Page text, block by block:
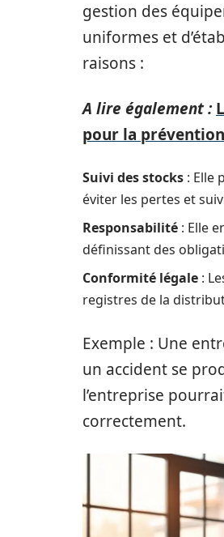
gestion des
uniformes et
raisons :
A lire également :
pour la
Suivi des stocks : Elle
éviter les pertes et
Responsabilité : Elle
définissant des
Conformité légale :
registres de la
Exemple : Une
un accident se
l’entreprise
correctement.